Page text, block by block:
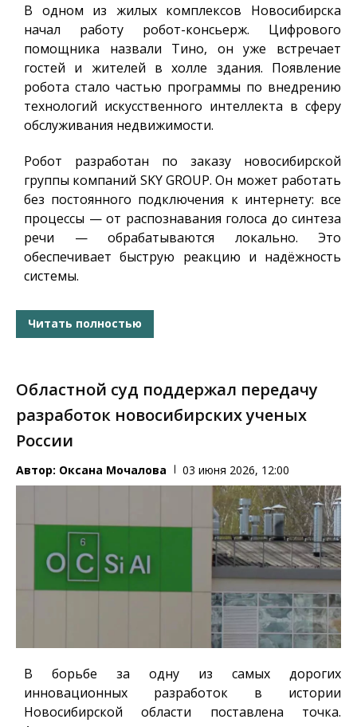
В одном из жилых комплексов Новосибирска
начал работу робот-консьерж. Цифрового
помощника назвали Тино, он уже встречает
гостей и жителей в холле здания. Появление
робота стало частью программы по внедрению
технологий искусственного интеллекта в сферу
обслуживания недвижимости.
Робот разработан по заказу новосибирской
группы компаний SKY GROUP. Он может работать
без постоянного подключения к интернету: все
процессы — от распознавания голоса до синтеза
речи — обрабатываются локально. Это
обеспечивает быструю реакцию и надёжность
системы.
Читать полностью
Областной суд поддержал передачу
разработок новосибирских ученых
России
Автор: Оксана Мочалова 03 июня 2026, 12:00
В борьбе за одну из самых дорогих
инновационных разработок в истории
Новосибирской области поставлена точка.